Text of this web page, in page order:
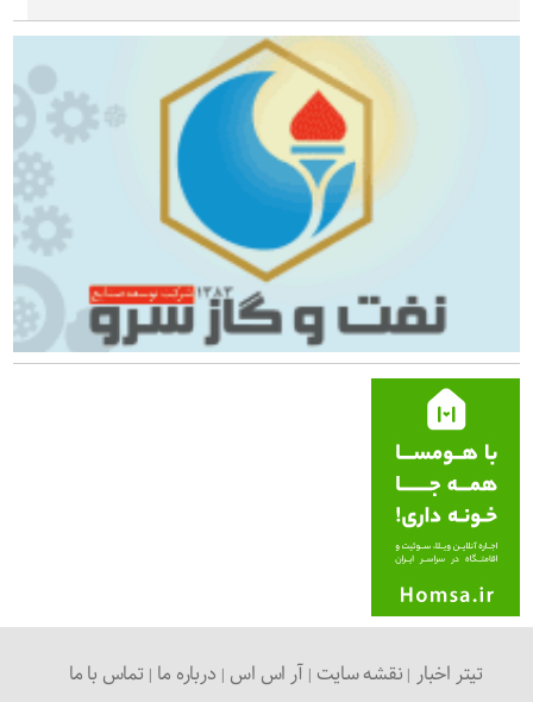
تیتر اخبار نقشه سایت آر اس اس درباره ما تماس با ما